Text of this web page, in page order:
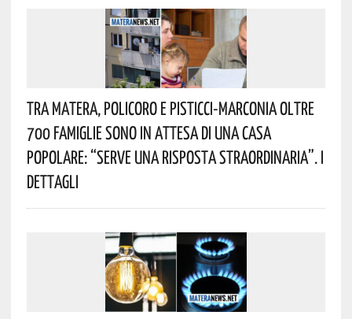
Tra Matera, Policoro E Pisticci-Marconia Oltre
700 Famiglie Sono In Attesa Di Una Casa
Popolare: “serve Una Risposta Straordinaria”. I
Dettagli